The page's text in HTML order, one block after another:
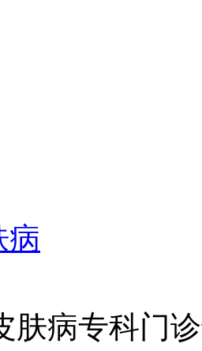
病
肤病专科门